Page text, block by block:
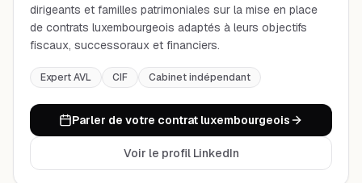
dirigeants et familles patrimoniales sur la mise en place
de contrats luxembourgeois adaptés à leurs objectifs
fiscaux, successoraux et financiers.
Expert AVL CIF Cabinet indépendant
Parler de votre contrat luxembourgeois
Voir le profil LinkedIn